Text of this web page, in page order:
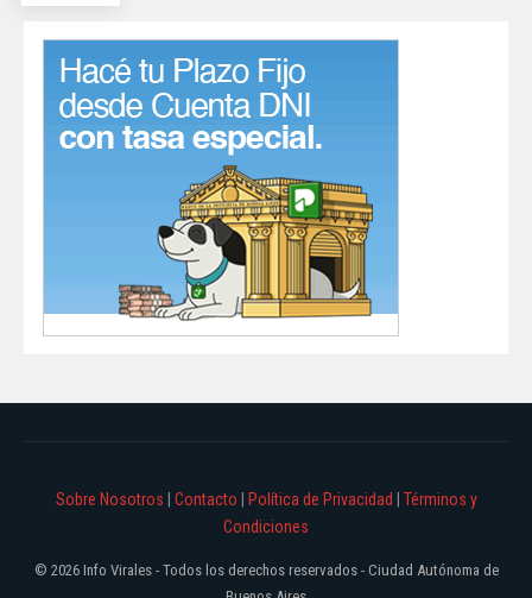
Sobre Nosotros Contacto Política de Privacidad
Términos y
Condiciones
© 2026 Info Virales - Todos los derechos reservados - Ciudad Autónoma de